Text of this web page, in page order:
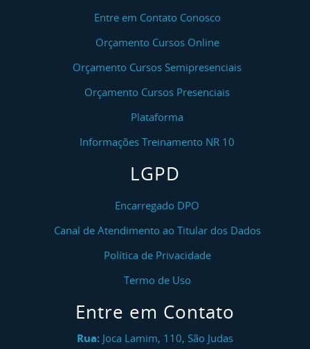
Entre em Contato Conosco
Orçamento Cursos Online
Orçamento Cursos Semipresenciais
Orçamento Cursos Presenciais
Plataforma
Informações Treinamento NR 10
LGPD
Encarregado DPO
Canal de Atendimento ao Titular dos Dados
Política de Privacidade
Termo de Uso
Entre em Contato
Rua: Joca Lamim, 110, São Judas